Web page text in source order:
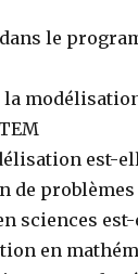
des modèles et
planes (p.
et
d’études :
afin de
tracer des
et justifier
d’études :
et des
d’un
d’études
le
la
est-
de problèmes
sciences
en